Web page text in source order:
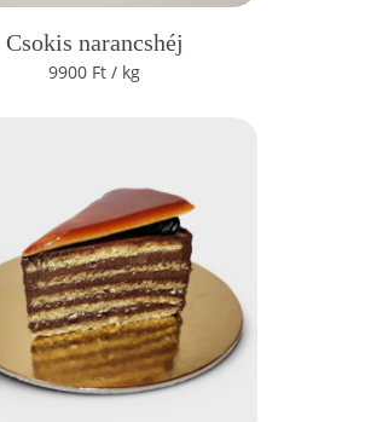
Csokis narancshéj
9900 Ft / kg